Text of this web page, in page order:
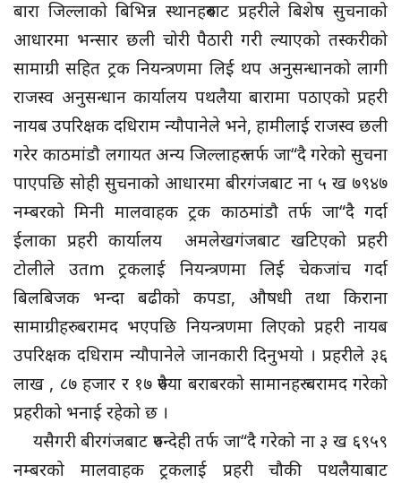
बारा जिल्लाको बिभिन्न स्थानहरुबाट प्रहरीले बिशेष सुचनाको
आधारमा भन्सार छली चोरी पैठारी गरी ल्याएको तस्करीको
सामाग्री सहित ट्रक नियन्त्रणमा लिई थप अनुसन्धानको लागी
राजस्व अनुसन्धान कार्यालय पथलैया बारामा पठाएको प्रहरी
नायब उपरिक्षक दधिराम न्यौपानेले भने, हामीलाई राजस्व छली
गरेर काठमांडौ लगायत अन्य जिल्लाहरु तर्फ जा“दै गरेको सुचना
पाएपछि सोही सुचनाको आधारमा बीरगंजबाट ना ५ ख ७९४७
नम्बरको मिनी मालवाहक ट्रक काठमांडौ तर्फ जा“दै गर्दा
ईलाका प्रहरी कार्यालय अमलेखगंजबाट खटिएको प्रहरी
टोलीले उतm ट्रकलाई नियन्त्रणमा लिई चेकजांच गर्दा
बिलबिजक भन्दा बढीको कपडा, औषधी तथा किराना
सामाग्रीहरु बरामद भएपछि नियन्त्रणमा लिएको प्रहरी नायब
उपरिक्षक दधिराम न्यौपानेले जानकारी दिनुभयो । प्रहरीले ३६
लाख , ८७ हजार र १७ रुपैया बराबरको सामानहरु बरामद गरेको
प्रहरीको भनाई रहेको छ ।
यसैगरी बीरगंजबाट रुपन्देही तर्फ जा“दै गरेको ना ३ ख ६९५९
नम्बरको मालवाहक ट्रकलाई प्रहरी चौकी पथलैयाबाट